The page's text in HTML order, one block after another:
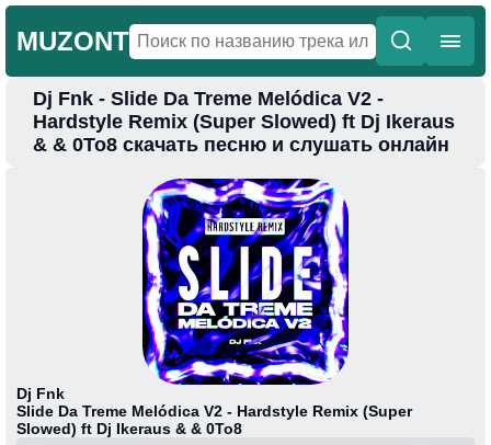
MUZONT
Главная
Новинки
Dj Fnk - Slide Da Treme Melódica V2 -
Hardstyle Remix (Super Slowed) ft Dj Ikeraus
& & 0To8 скачать песню и слушать онлайн
Dj Fnk
Slide Da Treme Melódica V2 - Hardstyle Remix (Super
Slowed) ft Dj Ikeraus & & 0To8